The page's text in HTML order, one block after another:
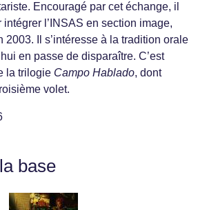
Encouragé par cet échange, il
l’INSAS en section image,
2003. Il s’intéresse à la tradition orale
en passe de disparaître. C’est
la trilogie Campo Hablado, dont
volet.
base